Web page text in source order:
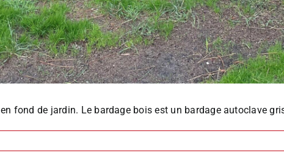
en fond de jardin. Le bardage bois est un bardage autoclave